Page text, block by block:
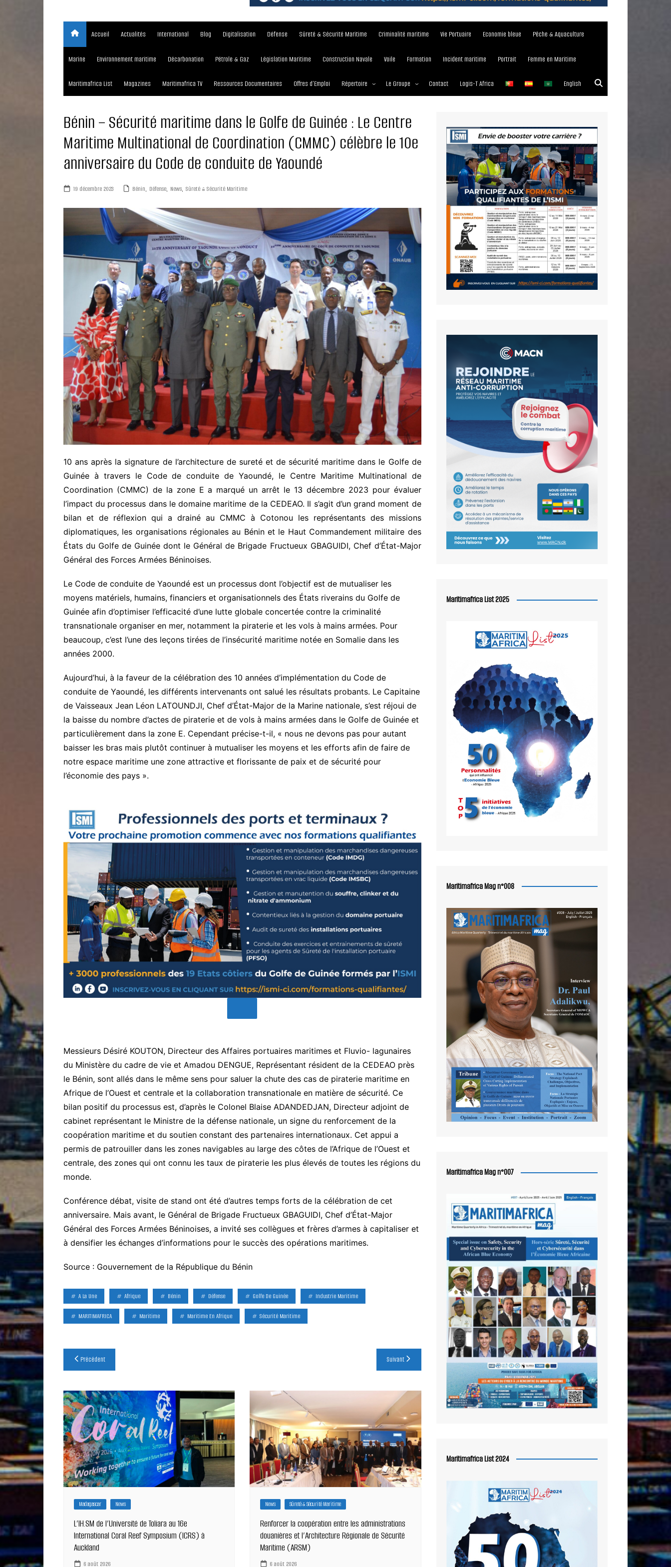
Accueil Actualités International Blog Digitalisation Défense Sûreté & Sécurité Maritime Criminalité maritime Vie Portuaire Economie bleue Pêche & Aquaculture
Marine Environnement maritime Décarbonation Pétrole & Gaz Législation Maritime Construction Navale Voile Formation Incident maritime Portrait Femme en Maritime
Maritimafrica List Magazines Maritimafrica TV Ressources Documentaires Offres d’Emploi Répertoire
Écoles maritimes
Journées
Le Groupe
Nos Services
Nos Magazines
Media Partner 2019 – 2023
Contact Logis-T Africa English
Bénin – Sécurité maritime dans le Golfe de Guinée : Le Centre
Maritime Multinational de Coordination (CMMC) célèbre le 10e
anniversaire du Code de conduite de Yaoundé
19 décembre 2023 Bénin, Défense, News, Sûreté & Sécurité Maritime
10 ans après la signature de l’architecture de sureté et de sécurité maritime dans le Golfe de
Guinée à travers le Code de conduite de Yaoundé, le Centre Maritime Multinational de
Coordination (CMMC) de la zone E a marqué un arrêt le 13 décembre 2023 pour évaluer
l’impact du processus dans le domaine maritime de la CEDEAO. Il s’agit d’un grand moment de
bilan et de réflexion qui a drainé au CMMC à Cotonou les représentants des missions
diplomatiques, les organisations régionales au Bénin et le Haut Commandement militaire des
États du Golfe de Guinée dont le Général de Brigade Fructueux GBAGUIDI, Chef d’État-Major
Général des Forces Armées Béninoises.
Le Code de conduite de Yaoundé est un processus dont l’objectif est de mutualiser les
moyens matériels, humains, financiers et organisationnels des États riverains du Golfe de
Guinée afin d’optimiser l’efficacité d’une lutte globale concertée contre la criminalité
transnationale organiser en mer, notamment la piraterie et les vols à mains armées. Pour
beaucoup, c’est l’une des leçons tirées de l’insécurité maritime notée en Somalie dans les
années 2000.
Aujourd’hui, à la faveur de la célébration des 10 années d’implémentation du Code de
conduite de Yaoundé, les différents intervenants ont salué les résultats probants. Le Capitaine
de Vaisseaux Jean Léon LATOUNDJI, Chef d’État-Major de la Marine nationale, s’est réjoui de
la baisse du nombre d’actes de piraterie et de vols à mains armées dans le Golfe de Guinée et
particulièrement dans la zone E. Cependant précise-t-il, « nous ne devons pas pour autant
baisser les bras mais plutôt continuer à mutualiser les moyens et les efforts afin de faire de
notre espace maritime une zone attractive et florissante de paix et de sécurité pour
l’économie des pays ».
Messieurs Désiré KOUTON, Directeur des Affaires portuaires maritimes et Fluvio- lagunaires
du Ministère du cadre de vie et Amadou DENGUE, Représentant résident de la CEDEAO près
le Bénin, sont allés dans le même sens pour saluer la chute des cas de piraterie maritime en
Afrique de l’Ouest et centrale et la collaboration transnationale en matière de sécurité. Ce
bilan positif du processus est, d’après le Colonel Blaise ADANDEDJAN, Directeur adjoint de
cabinet représentant le Ministre de la défense nationale, un signe du renforcement de la
coopération maritime et du soutien constant des partenaires internationaux. Cet appui a
permis de patrouiller dans les zones navigables au large des côtes de l’Afrique de l’Ouest et
centrale, des zones qui ont connu les taux de piraterie les plus élevés de toutes les régions du
monde.
Conférence débat, visite de stand ont été d’autres temps forts de la célébration de cet
anniversaire. Mais avant, le Général de Brigade Fructueux GBAGUIDI, Chef d’État-Major
Général des Forces Armées Béninoises, a invité ses collègues et frères d’armes à capitaliser et
à densifier les échanges d’informations pour le succès des opérations maritimes.
Source : Gouvernement de la République du Bénin
A La Une Afrique Bénin Défense Golfe De Guinée Industrie Maritime
MARITIMAFRICA Maritime Maritime En Afrique Sécurité Maritime
Navigation
de
l’article
Précédent Suivant
Madagascar News
L’IH.SM de l’Université de Toliara au 16e
International Coral Reef Symposium (ICRS) à
Auckland
6 août 2026
News Sûreté & Sécurité Maritime
Renforcer la coopération entre les administrations
douanières et l’Architecture Régionale de Sécurité
Maritime (ARSM)
6 août 2026
Maritimafrica List 2025
Maritimafrica Mag n°008
Maritimafrica Mag n°007
Maritimafrica List 2024